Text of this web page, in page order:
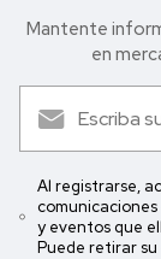
Mantente
en
Al registrarse,
comunicaciones
y eventos que
Puede retirar